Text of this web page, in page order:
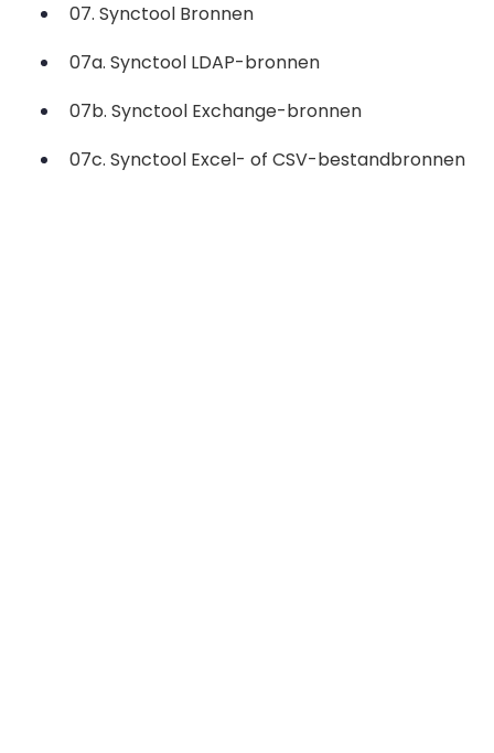
07. Synctool Bronnen
07a. Synctool LDAP-bronnen
07b. Synctool Exchange-bronnen
07c. Synctool Excel- of CSV-bestandbronnen